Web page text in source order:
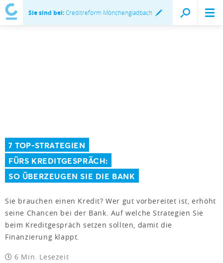
Sie sind bei:Creditreform Mönchengladbach
7 TOP-STRATEGIEN
FÜRS KREDITGESPRÄCH:
SO ÜBERZEUGEN SIE DIE BANK
Sie brauchen einen Kredit? Wer gut vorbereitet ist, erhöht
seine Chancen bei der Bank. Auf welche Strategien Sie
beim Kreditgespräch setzen sollten, damit die
Finanzierung klappt.
6 Min. Lesezeit